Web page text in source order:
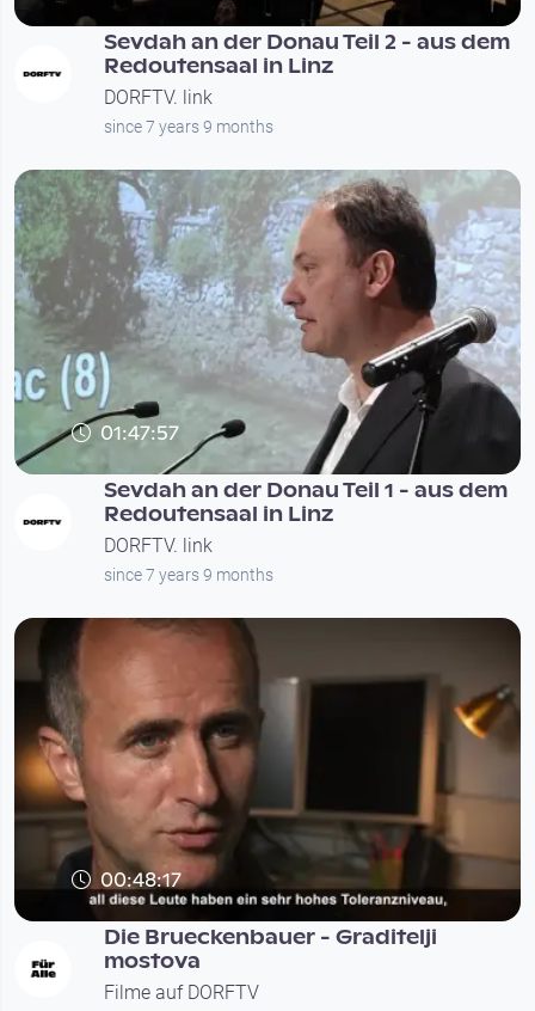
Sevdah an der Donau Teil 2 - aus dem
Redoutensaal in Linz
DORFTV. link
since 7 years 9 months
01:47:57
Sevdah an der Donau Teil 1 - aus dem
Redoutensaal in Linz
DORFTV. link
since 7 years 9 months
00:48:17
Die Brueckenbauer - Graditelji
mostova
Filme auf DORFTV